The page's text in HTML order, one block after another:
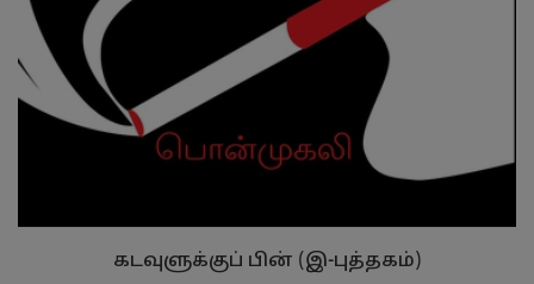
கடவுளுக்குப் பின் (இ-புத்தகம்)